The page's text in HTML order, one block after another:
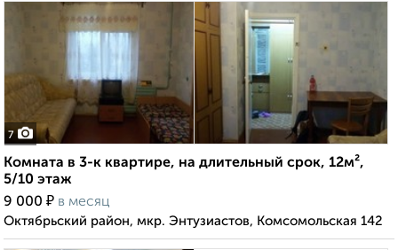
7
Комната в 3-к квартире, на длительный срок, 12м²,
5/10 этаж
9 000 ₽ в месяц
Октябрьский район, мкр. Энтузиастов, Комсомольская 142